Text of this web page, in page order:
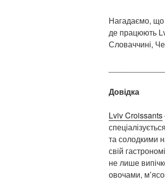
Нагадаємо, що
де працюють
Словаччині,
Довідка
Lviv Croissants
та солодкими
свій
не лише
овочами,